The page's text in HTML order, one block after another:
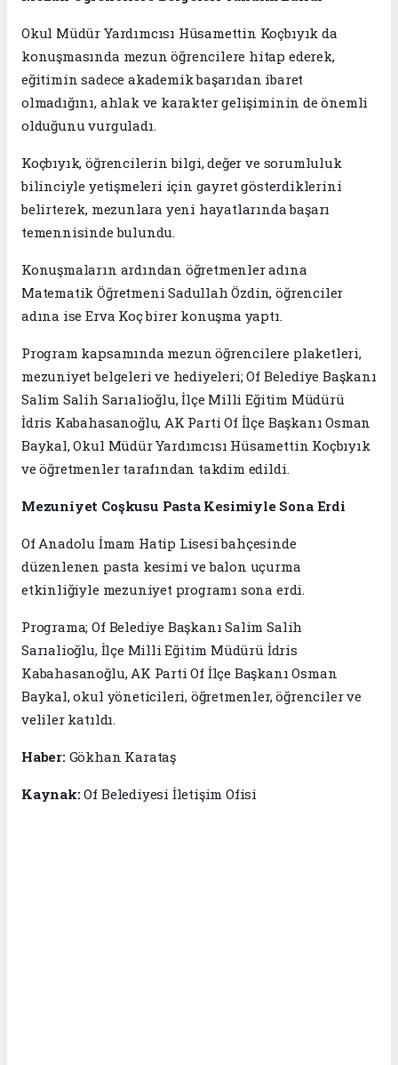
Okul Müdür Yardımcısı Hüsamettin Koçbıyık da
konuşmasında mezun öğrencilere hitap ederek,
eğitimin sadece akademik başarıdan ibaret
olmadığını, ahlak ve karakter gelişiminin de önemli
olduğunu vurguladı.
Koçbıyık, öğrencilerin bilgi, değer ve sorumluluk
bilinciyle yetişmeleri için gayret gösterdiklerini
belirterek, mezunlara yeni hayatlarında başarı
temennisinde bulundu.
Konuşmaların ardından öğretmenler adına
Matematik Öğretmeni Sadullah Özdin, öğrenciler
adına ise Erva Koç birer konuşma yaptı.
Program kapsamında mezun öğrencilere plaketleri,
mezuniyet belgeleri ve hediyeleri; Of Belediye Başkanı
Salim Salih Sarıalioğlu, İlçe Milli Eğitim Müdürü
İdris Kabahasanoğlu, AK Parti Of İlçe Başkanı Osman
Baykal, Okul Müdür Yardımcısı Hüsamettin Koçbıyık
ve öğretmenler tarafından takdim edildi.
Mezuniyet Coşkusu Pasta Kesimiyle Sona Erdi
Of Anadolu İmam Hatip Lisesi bahçesinde
düzenlenen pasta kesimi ve balon uçurma
etkinliğiyle mezuniyet programı sona erdi.
Programa; Of Belediye Başkanı Salim Salih
Sarıalioğlu, İlçe Milli Eğitim Müdürü İdris
Kabahasanoğlu, AK Parti Of İlçe Başkanı Osman
Baykal, okul yöneticileri, öğretmenler, öğrenciler ve
veliler katıldı.
Haber: Gökhan Karataş
Kaynak:Of Belediyesi İletişim Ofisi